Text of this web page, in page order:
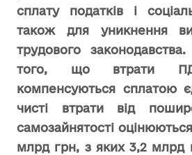
сплату податків і
також для уникнення
трудового
того, що втрати
компенсуються сплатою
чисті втрати від
самозайнятості
млрд грн, з яких 3,2 млрд